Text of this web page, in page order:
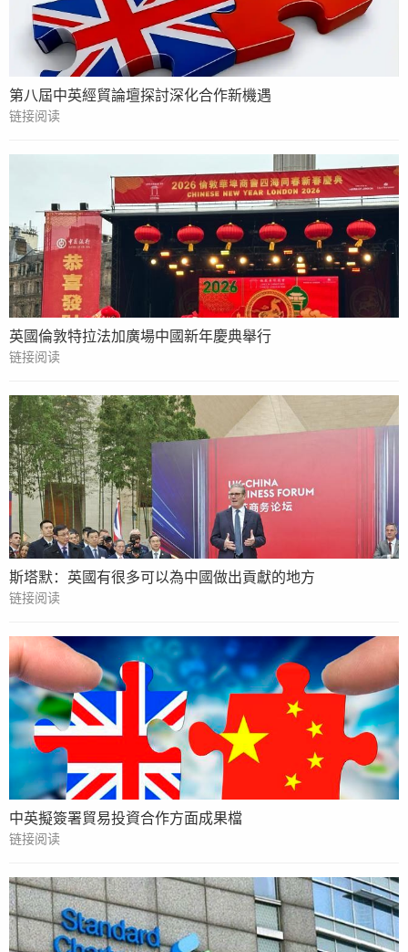
第八屆中英經貿論壇探討深化合作新機遇
链接阅读
英國倫敦特拉法加廣場中國新年慶典舉行
链接阅读
斯塔默：英國有很多可以為中國做出貢獻的地方
链接阅读
中英擬簽署貿易投資合作方面成果檔
链接阅读